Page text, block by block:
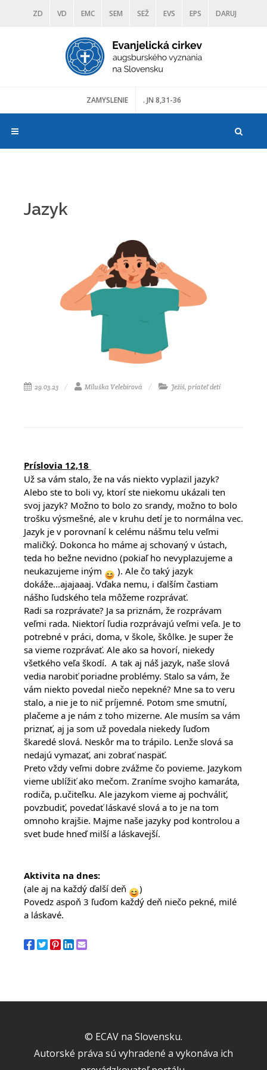
ZD VD EMC SEM SEŽ EVS EPS DARUJ
DIAKONIA ŠKOLY TRANOSCIUS
ZAMYSLENIE . JN 8,31-36
Jazyk
29.03.23 Miluška Velebírová Ježiš, priateľ detí
Príslovia 12,18
Už sa vám stalo, že na vás niekto vyplazil jazyk?
Alebo ste to boli vy, ktorí ste niekomu ukázali ten
svoj jazyk? Možno to bolo zo srandy, možno to bolo
trošku výsmešné, ale v kruhu detí je to normálna vec.
Jazyk je v porovnaní k celému nášmu telu veľmi
maličký. Dokonca ho máme aj schovaný v ústach,
neukazujeme iným
). Ale čo taký jazyk
dokáže...ajajaaaj. Vďaka nemu, i ďalším častiam
nášho ľudského tela môžeme rozprávať.
Radi sa rozprávate? Ja sa priznám, že rozprávam
veľmi rada. Niektorí ľudia rozprávajú veľmi veľa. Je to
potrebné v práci, doma, v škole, škôlke. Je super že
sa vieme rozprávať. Ale ako sa hovorí, niekedy
všetkého veľa škodí.  A tak aj náš jazyk, naše slová
vedia narobiť poriadne problémy. Stalo sa vám, že
vám niekto povedal niečo nepekné? Mne sa to veru
stalo, a nie je to nič príjemné. Potom sme smutní,
plačeme a je nám z toho mizerne. Ale musím sa vám
priznať, aj ja som už povedala niekedy ľuďom
škaredé slová. Neskôr ma to trápilo. Lenže slová sa
nedajú vymazať, ani zobrať naspäť.
Preto vždy veľmi dobre zvážme čo povieme. Jazykom
vieme ublížiť ako mečom. Zraníme svojho kamaráta,
rodiča, p.učiteľku. Ale jazykom vieme aj pochváliť,
povzbudiť, povedať láskavé slová a to je na tom
omnoho krajšie. Majme naše jazyky pod kontrolou a
svet bude hneď milší a láskavejší.
Aktivita na dnes:
(ale aj na každý ďalší deň
)
Povedz aspoň 3 ľuďom každý deň niečo pekné, milé
a láskavé.
© ECAV na Slovensku.
Autorské práva sú vyhradené a vykonáva ich